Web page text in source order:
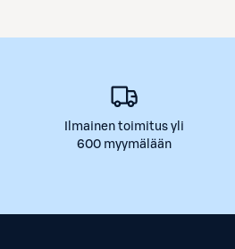
Ilmainen toimitus yli
600 myymälään